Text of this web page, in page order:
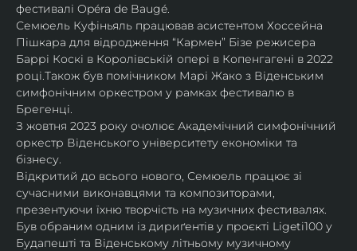
фестивалі Opéra de Baugé.
Семюель Куфіньяль працював асистентом Хоссейна
Пішкара для відродження “Кармен” Бізе режисера
Баррі Коскі в Королівській опері в Копенгагені в 2022
році.Також був помічником Марі Жако з Віденським
симфонічним оркестром у рамках фестивалю в
Брегенці.
З жовтня 2023 року очолює Академічний симфонічний
оркестр Віденського університету економіки та
бізнесу.
Відкритий до всього нового, Семюель працює зі
сучасними виконавцями та композиторами,
презентуючи їхню творчість на музичних фестивалях.
Був обраним одним із дириґентів у проєкті Ligeti100 у
Будапешті та Віденському літньому музичному